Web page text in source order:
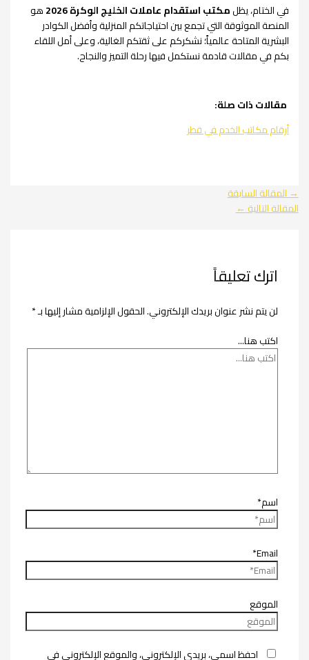
في الختام، يظلمكتب استقدام عاملات الخليج الوكرة 2026
هو
المنصة الموثوقة التي تجمع بين احتياجاتكم المنزلية وأفضل الكوادر
البشرية المتاحة عالمياً؛ نشكركم على ثقتكم الغالية، وعلى أمل اللقاء
بكم في مقالات قادمة نستكمل فيها رحلة التميز والنجاح.
مقالات ذات صلة:
أرقام مكاتب الخدم في قطر
→المقالة السابقة
المقالة التالية←
اترك تعليقاً
لن يتم نشر عنوان بريدك الإلكتروني. الحقول الإلزامية مشار إليها بـ*
اكتب هنا...
اسم*
Email*
الموقع
احفظ اسمي، بريدي الإلكتروني، والموقع الإلكتروني في